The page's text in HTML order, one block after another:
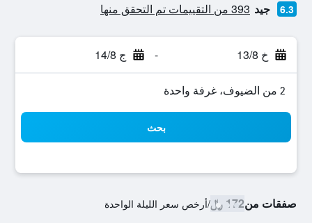
6.3 جيد 393 من التقييمات تم التحقق منها
خ 13/8 - ج 14/8
2 من الضيوف، غرفة واحدة
بحث
صفقات من172 ﷼ /أرخص سعر الليلة الواحدة